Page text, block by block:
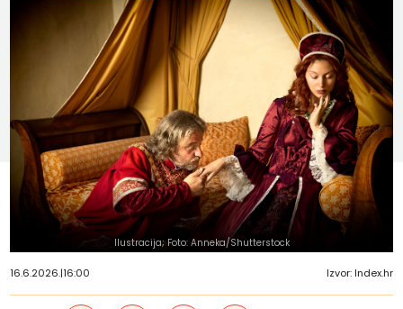
Ilustracija; Foto: Anneka/Shutterstock
16.6.2026.|16:00 Izvor: Index.hr